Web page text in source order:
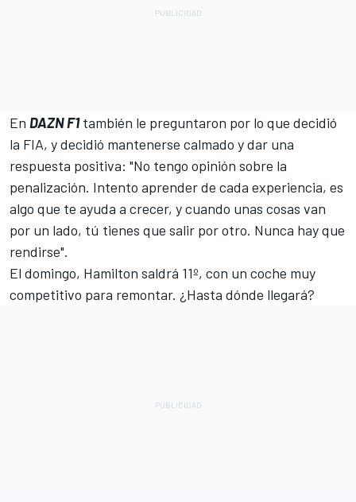
En DAZN F1también le preguntaron por lo que decidió
la FIA, y decidió mantenerse calmado y dar una
respuesta positiva: "No tengo opinión sobre la
penalización. Intento aprender de cada experiencia, es
algo que te ayuda a crecer, y cuando unas cosas van
por un lado, tú tienes que salir por otro. Nunca hay que
rendirse".
El domingo, Hamilton saldrá 11º, con un coche muy
competitivo para remontar. ¿Hasta dónde llegará?